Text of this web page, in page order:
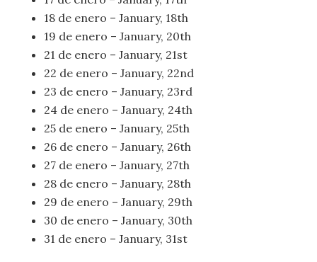
18 de enero – January, 18th
19 de enero – January, 20th
21 de enero – January, 21st
22 de enero – January, 22nd
23 de enero – January, 23rd
24 de enero – January, 24th
25 de enero – January, 25th
26 de enero – January, 26th
27 de enero – January, 27th
28 de enero – January, 28th
29 de enero – January, 29th
30 de enero – January, 30th
31 de enero – January, 31st